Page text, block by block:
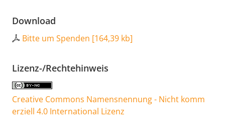
Download
Bitte um Spenden [164,39 kb]
Lizenz-/Rechtehinweis
Creative Commons Namensnennung - Nicht komm
erziell 4.0 International Lizenz